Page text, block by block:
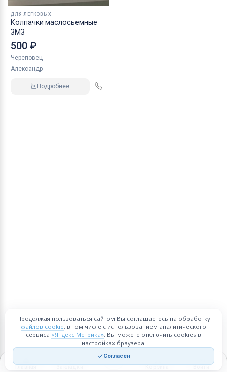
ДЛЯ ЛЕГКОВЫХ
Колпачки маслосьемные
ЗМЗ
500 ₽
Череповец
Александр
Подробнее
Главная Закладки Корзина Войти
Продолжая пользоваться сайтом Вы соглашаетесь на обработку
файлов cookie, в том числе с использованием аналитического
сервиса «Яндекс Метрика». Вы можете отключить cookies в
настройках браузера.
Согласен